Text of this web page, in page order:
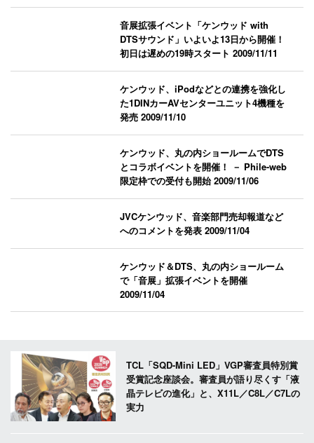
音展拡張イベント「ケンウッド with
DTSサウンド」いよいよ13日から開催！
初日は遅めの19時スタート2009/11/11
ケンウッド、iPodなどとの連携を強化し
た1DINカーAVセンターユニット4機種を
発売2009/11/10
ケンウッド、丸の内ショールームでDTS
とコラボイベントを開催！ － Phile-web
限定枠での受付も開始2009/11/06
JVCケンウッド、音楽部門売却報道など
へのコメントを発表2009/11/04
ケンウッド＆DTS、丸の内ショールーム
で「音展」拡張イベントを開催
2009/11/04
TCL「SQD-Mini LED」VGP審査員特別賞
受賞記念座談会。審査員が語り尽くす「液
晶テレビの進化」と、X11L／C8L／C7Lの
実力